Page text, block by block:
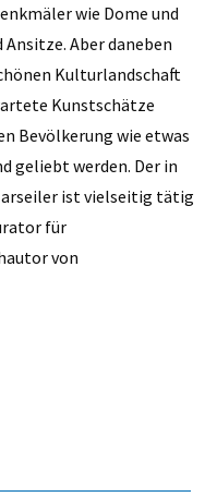
wie Dome und
Aber daneben
Kulturlandschaft
Kunstschätze
Bevölkerung wie etwas
geliebt werden. Der in
ist vielseitig tätig
für
von